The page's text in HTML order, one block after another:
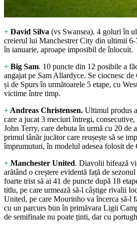
+ David Silva (vs Swansea). 4 goluri în
creierul lui Manchestrer City din ultimii 6-
în ianuarie, aproape imposibil de înlocuit.
+ Big Sam. 10 puncte din 12 posibile a
angajat pe Sam Allardyce. Se ciocnesc
și de Spurs în următoarele 5 etape, cu
victime între timp.
+ Andreas Christensen. Ultimul produs
care a jucat 3 meciuri întregi,
John Terry, care debuta în urmă cu 20 de
primul tânăr jucător care reușește să se
împrumuturi, în modelul adesea folosit de
+ Manchester United. Diavolii bifează
arătând o creștere evidentă față de
foarte trist să ai 41 de puncte după 18
titlu, pe care urmează să-l câștige rivalii
United, pe care Mourinho va încerca să-l
cu un parcurs bun în primăvara Ligii
de semifinale nu poate ținti, dar cu